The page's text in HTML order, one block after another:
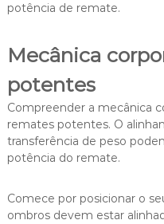
potência de remate.
Mecânica
potentes
Compreender a mecânica
remates potentes. O
transferência de peso
potência do remate.
Comece por posicionar o
ombros devem estar